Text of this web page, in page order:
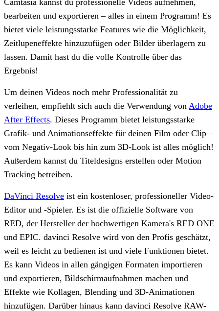
bearbeiten und exportieren – alles in einem Programm! Es
bietet viele leistungsstarke Features wie die Möglichkeit,
Zeitlupeneffekte hinzuzufügen oder Bilder überlagern zu
lassen. Damit hast du die volle Kontrolle über das
Ergebnis!
Um deinen Videos noch mehr Professionalität zu
verleihen, empfiehlt sich auch die Verwendung von Adobe
After Effects. Dieses Programm bietet leistungsstarke
Grafik- und Animationseffekte für deinen Film oder Clip –
vom Negativ-Look bis hin zum 3D-Look ist alles möglich!
Außerdem kannst du Titeldesigns erstellen oder Motion
Tracking betreiben.
DaVinci Resolve ist ein kostenloser, professioneller Video-
Editor und -Spieler. Es ist die offizielle Software von
RED, der Hersteller der hochwertigen Kamera's RED ONE
und EPIC. davinci Resolve wird von den Profis geschätzt,
weil es leicht zu bedienen ist und viele Funktionen bietet.
Es kann Videos in allen gängigen Formaten importieren
und exportieren, Bildschirmaufnahmen machen und
Effekte wie Kollagen, Blending und 3D-Animationen
hinzufügen. Darüber hinaus kann davinci Resolve RAW-